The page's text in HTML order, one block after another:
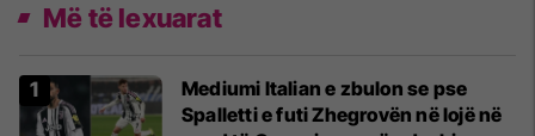
Më të lexuarat
Mediumi Italian e zbulon se pse
Spalletti e futi Zhegrovën në lojë në